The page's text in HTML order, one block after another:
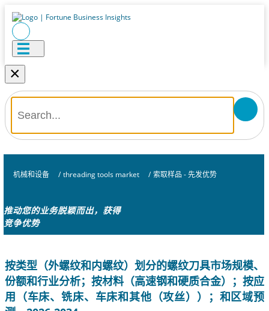
×
机械和设备 / threading tools market / 索取样品 - 先发优势
推动您的业务脱颖而出，获得
竞争优势
按类型（外螺纹和内螺纹）划分的螺纹刀具市场规模、
份额和行业分析；按材料（高速钢和硬质合金）；按应
用（车床、铣床、车床和其他（攻丝））；和区域预